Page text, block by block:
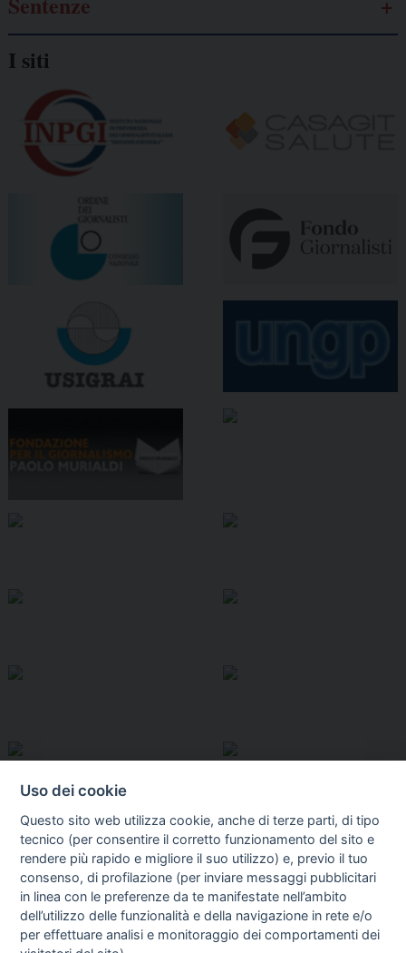
I siti
I libri Vedi tutti
Uso dei cookie
Questo sito web utilizza cookie, anche di terze parti, di tipo
tecnico (per consentire il corretto funzionamento del sito e
rendere più rapido e migliore il suo utilizzo) e, previo il tuo
consenso, di profilazione (per inviare messaggi pubblicitari
in linea con le preferenze da te manifestate nell’ambito
dell’utilizzo delle funzionalità e della navigazione in rete e/o
per effettuare analisi e monitoraggio dei comportamenti dei